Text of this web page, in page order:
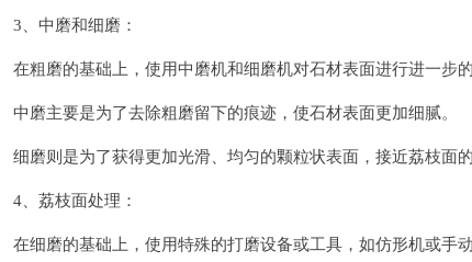
3、中磨和细磨：
在粗磨的基础上，使用中磨机和细磨机对石材表面进行进一步的
中磨主要是为了去除粗磨留下的痕迹，使石材表面更加细腻。
细磨则是为了获得更加光滑、均匀的颗粒状表面，接近荔枝面的
4、荔枝面处理：
在细磨的基础上，使用特殊的打磨设备或工具，如仿形机或手